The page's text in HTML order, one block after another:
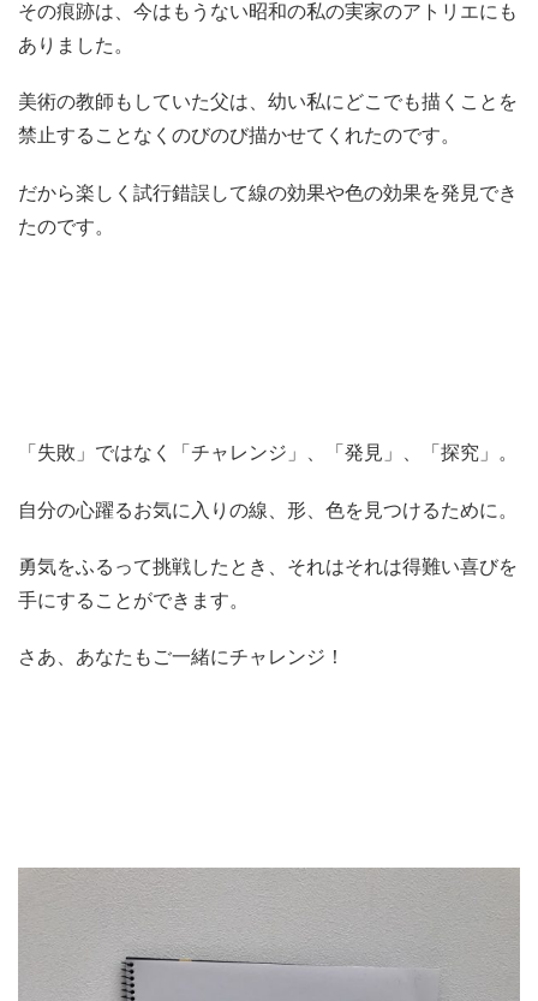
その痕跡は、今はもうない昭和の私の実家のアトリエにも
ありました。
美術の教師もしていた父は、幼い私にどこでも描くことを
禁止することなくのびのび描かせてくれたのです。
だから楽しく試行錯誤して線の効果や色の効果を発見でき
たのです。
「失敗」ではなく「チャレンジ」、「発見」、「探究」。
自分の心躍るお気に入りの線、形、色を見つけるために。
勇気をふるって挑戦したとき、それはそれは得難い喜びを
手にすることができます。
さあ、あなたもご一緒にチャレンジ！